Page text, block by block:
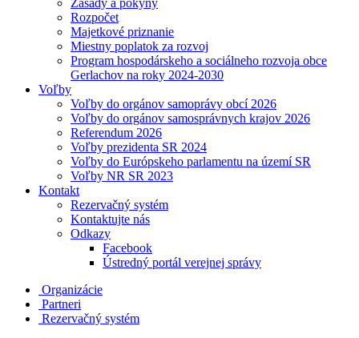
Zásady a pokyny
Rozpočet
Majetkové priznanie
Miestny poplatok za rozvoj
Program hospodárskeho a sociálneho rozvoja obce
Gerlachov na roky 2024-2030
Voľby
Voľby do orgánov samoprávy obcí 2026
Voľby do orgánov samosprávnych krajov 2026
Referendum 2026
Voľby prezidenta SR 2024
Voľby do Európskeho parlamentu na území SR
Voľby NR SR 2023
Kontakt
Rezervačný systém
Kontaktujte nás
Odkazy
Facebook
Ústredný portál verejnej správy
Organizácie
Partneri
Rezervačný systém